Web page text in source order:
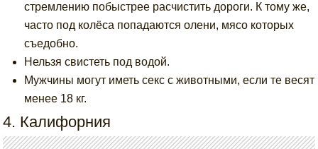
стремлению побыстрее расчистить дороги. К тому же,
часто под колёса попадаются олени, мясо которых
съедобно.
Нельзя свистеть под водой.
Мужчины могут иметь секс с животными, если те весят
менее 18 кг.
4. Калифорния